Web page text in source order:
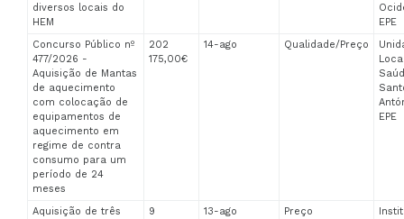
diversos locais do
HEM
EPE
Concurso Público nº
477/2026 -
Aquisição de Mantas
de aquecimento
com colocação de
equipamentos de
aquecimento em
regime de contra
consumo para um
período de 24
meses
202
175,00€
14-ago Qualidade/Preço
EPE
Aquisição de três
9
13-ago Preço